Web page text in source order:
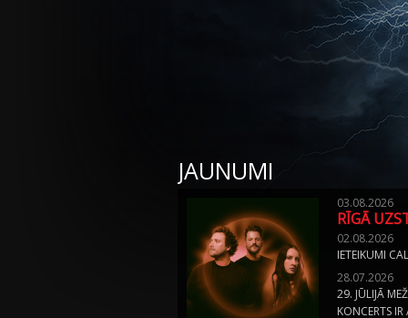
JAUNUMI
03.08.2026
RĪGĀ
02.08.2026
IETEIKUMI
28.07.2026
29. JŪLIJĀ
KONCERTS IR